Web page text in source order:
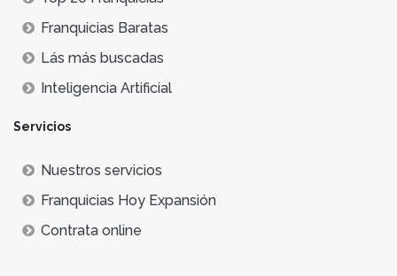
Franquicias Baratas
Lás más buscadas
Inteligencia Artificial
Servicios
Nuestros servicios
Franquicias Hoy Expansión
Contrata online